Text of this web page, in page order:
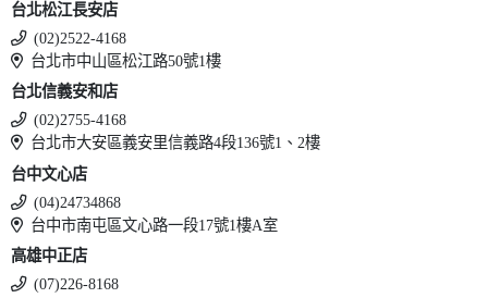
台北松江長安店
(02)2522-4168
台北市中山區松江路50號1樓
台北信義安和店
(02)2755-4168
台北市大安區義安里信義路4段136號1、2樓
台中文心店
(04)24734868
台中市南屯區文心路一段17號1樓A室
高雄中正店
(07)226-8168